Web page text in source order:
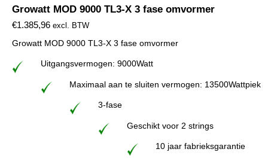
Growatt MOD 9000 TL3-X 3 fase omvormer
€1.385,96 excl. BTW
Growatt MOD 9000 TL3-X 3 fase omvormer
Uitgangsvermogen: 9000Watt
Maximaal aan te sluiten vermogen: 13500Wattpiek
3-fase
Geschikt voor 2 strings
10 jaar fabrieksgarantie